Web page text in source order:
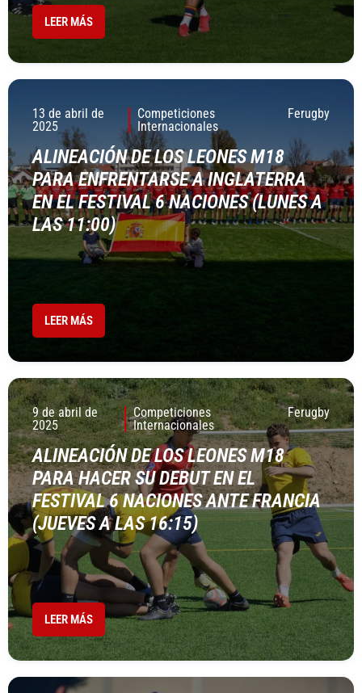
LEER MÁS
13 de abril de
2025
Competiciones
Internacionales
Ferugby
ALINEACIÓN DE LOS LEONES M18
PARA ENFRENTARSE A INGLATERRA
EN EL FESTIVAL 6 NACIONES (LUNES A
LAS 11:00)
LEER MÁS
9 de abril de
2025
Competiciones
Internacionales
Ferugby
ALINEACIÓN DE LOS LEONES M18
PARA HACER SU DEBUT EN EL
FESTIVAL 6 NACIONES ANTE FRANCIA
(JUEVES A LAS 16:15)
LEER MÁS